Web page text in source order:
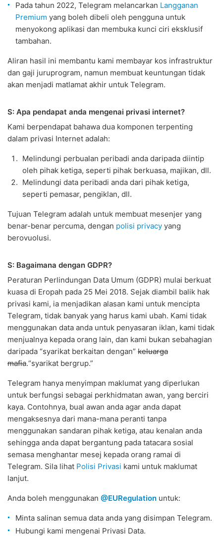
Pada tahun 2022, Telegram melancarkan Langganan
Premium yang boleh dibeli oleh pengguna untuk
menyokong aplikasi dan membuka kunci ciri eksklusif
tambahan.
Aliran hasil ini membantu kami membayar kos infrastruktur
dan gaji juruprogram, namun membuat keuntungan tidak
akan menjadi matlamat akhir untuk Telegram.
S: Apa pendapat anda mengenai privasi internet?
Kami berpendapat bahawa dua komponen terpenting
dalam privasi Internet adalah:
Melindungi perbualan peribadi anda daripada diintip
oleh pihak ketiga, seperti pihak berkuasa, majikan, dll.
Melindungi data peribadi anda dari pihak ketiga,
seperti pemasar, pengiklan, dll.
Tujuan Telegram adalah untuk membuat mesenjer yang
benar-benar percuma, dengan polisi privacy yang
berovuolusi.
S: Bagaimana dengan GDPR?
Peraturan Perlindungan Data Umum (GDPR) mulai berkuat
kuasa di Eropah pada 25 Mei 2018. Sejak diambil balik hak
privasi kami, ia menjadikan alasan kami untuk mencipta
Telegram, tidak banyak yang harus kami ubah. Kami tidak
menggunakan data anda untuk penyasaran iklan, kami tidak
menjualnya kepada orang lain, dan kami bukan sebahagian
daripada “syarikat berkaitan dengan” keluarga
mafia.“syarikat bergrup.”
Telegram hanya menyimpan maklumat yang diperlukan
untuk berfungsi sebagai perkhidmatan awan, yang berciri
kaya. Contohnya, bual awan anda agar anda dapat
mengaksesnya dari mana-mana peranti tanpa
menggunakan sandaran pihak ketiga, atau kenalan anda
sehingga anda dapat bergantung pada tatacara sosial
semasa menghantar mesej kepada orang ramai di
Telegram. Sila lihat Polisi Privasi kami untuk maklumat
lanjut.
Anda boleh menggunakan @EURegulation untuk:
Minta salinan semua data anda yang disimpan Telegram.
Hubungi kami mengenai Privasi Data.